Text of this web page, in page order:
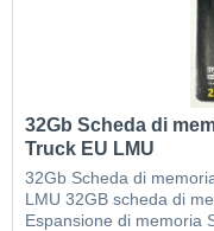
32Gb Scheda di
Truck EU LMU
32Gb Scheda di
LMU 32GB scheda di
Espansione di memoria